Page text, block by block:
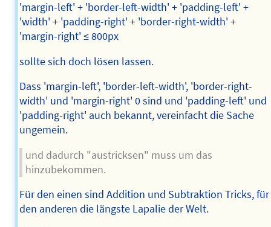
'margin-left' + 'border-left-width' + 'padding-left' +
'width' + 'padding-right' + 'border-right-width' +
'margin-right' ≤ 800px
sollte sich doch lösen lassen.
Dass 'margin-left', 'border-left-width', 'border-right-
width' und 'margin-right' 0 sind und 'padding-left' und
'padding-right' auch bekannt, vereinfacht die Sache
ungemein.
und dadurch "austricksen" muss um das
hinzubekommen.
Für den einen sind Addition und Subtraktion Tricks, für
den anderen die längste Lapalie der Welt.